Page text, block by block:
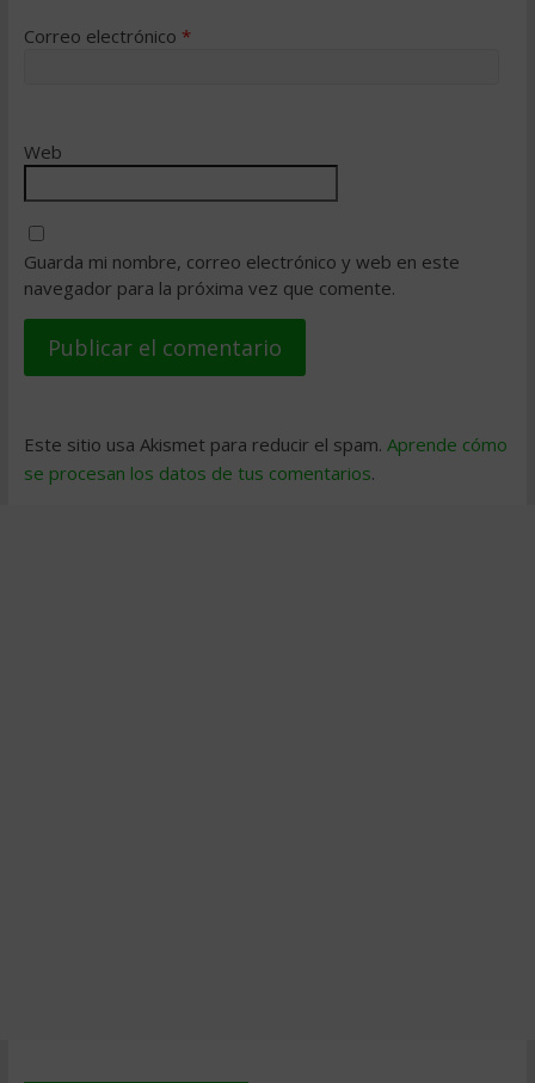
Correo electrónico *
Web
Guarda mi nombre, correo electrónico y web en este
navegador para la próxima vez que comente.
Este sitio usa Akismet para reducir el spam. Aprende cómo
se procesan los datos de tus comentarios.